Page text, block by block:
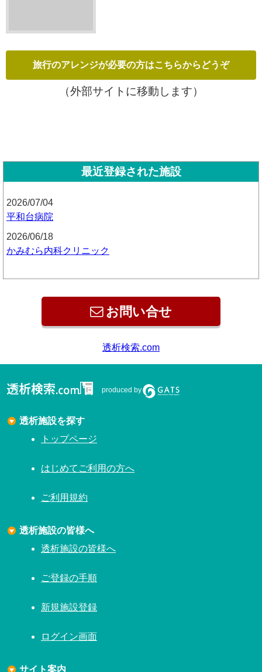
（外部サイトに移動します）
最近登録された施設
2026/07/04
平和台病院
2026/06/18
かみむら内科クリニック
お問い合せ
透析検索.com
produced by
透析施設を探す
トップページ
はじめてご利用の方へ
ご利用規約
透析施設の皆様へ
透析施設の皆様へ
ご登録の手順
新規施設登録
ログイン画面
サイト案内